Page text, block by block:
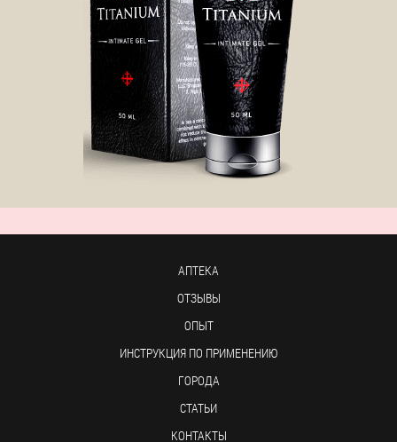
АПТЕКА
ОТЗЫВЫ
ОПЫТ
ИНСТРУКЦИЯ ПО ПРИМЕНЕНИЮ
ГОРОДА
СТАТЬИ
КОНТАКТЫ